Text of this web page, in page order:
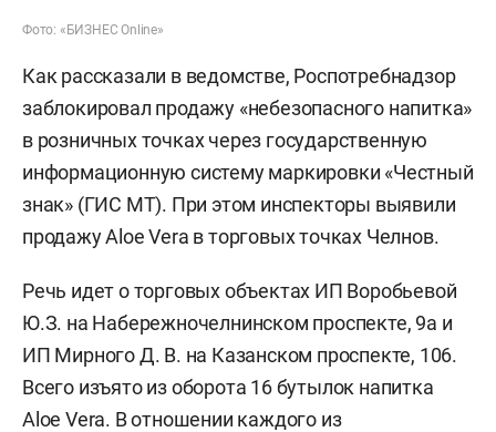
Фото: «БИЗНЕС Online»
Как рассказали в ведомстве, Роспотребнадзор
заблокировал продажу «небезопасного напитка»
в розничных точках через государственную
информационную систему маркировки «Честный
знак» (ГИС МТ). При этом инспекторы выявили
продажу Aloe Vera в торговых точках Челнов.
Речь идет о торговых объектах ИП Воробьевой
Ю.З. на Набережночелнинском проспекте, 9а и
ИП Мирного Д. В. на Казанском проспекте, 106.
Всего изъято из оборота 16 бутылок напитка
Aloe Vera. В отношении каждого из